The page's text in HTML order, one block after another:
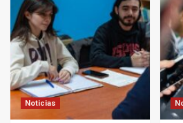
Noticias